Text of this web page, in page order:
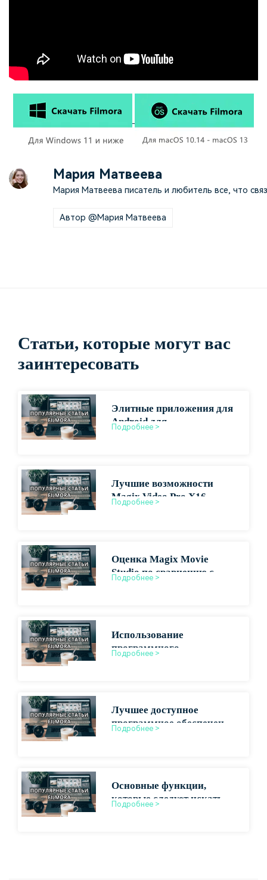
Мария Матвеева
Мария Матвеева писатель и любитель все, что
Автор @Мария Матвеева
Статьи, которые могут вас
заинтересовать
Элитные приложения для
Android для
высококачественного
Подробнее >
Лучшие возможности
Magix Video Pro X16
Подробнее >
Оценка Magix Movie
Studio по сравнению с
ведущими конкурентами
Подробнее >
Использование
программного
обеспечения Magix для
Подробнее >
Лучшее доступное
программное обеспечение
для монтажа
Подробнее >
Основные функции,
которые следует искать в
недорогом программном
Подробнее >